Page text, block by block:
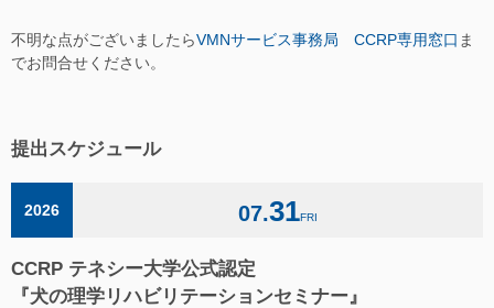
不明な点がございましたらVMNサービス事務局 CCRP専用窓口 ま
でお問合せください。
提出スケジュール
2026 07.31FRI
CCRP テネシー大学公式認定
『犬の理学リハビリテーションセミナー』